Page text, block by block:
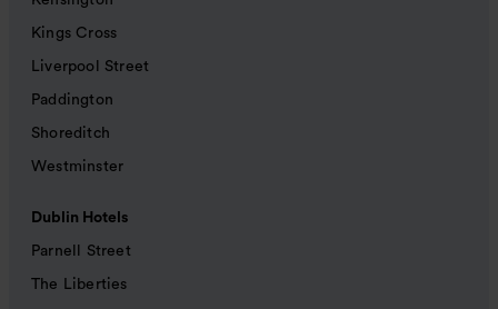
Kings Cross
Liverpool Street
Paddington
Shoreditch
Westminster
Dublin Hotels
Parnell Street
The Liberties